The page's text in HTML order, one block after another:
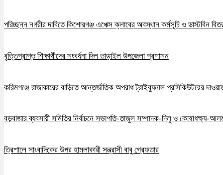
পরিচ্ছন্ন নগরীর দাবিতে কিশোরগঞ্জ এপেক্স ক্লাবের অবস্থান কর্মসূচি ও ডাস্টবিন
বৃত্তিপ্রাপ্ত শিক্ষার্থীদের সংবর্ধনা দিল তাড়াইল উপজেলা প্রশাসন
করিমগঞ্জে রাজাকারের বাড়িতে আন্তর্জাতিক অপরাধ ট্রাইব্যুনাল প্রসিকিউটরের
বড়বাজার ব্যবসায়ী সমিতির নির্বাচনে সভাপতি-তাজুল সম্পাদক-দিলু ও কোষাধক্ষ্য-
ত্রিশালে সাংবাদিকের উপর হামলাকারী সন্ত্রাসী বাবু গ্রেফতার